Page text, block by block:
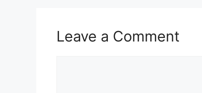
Leave a Comment